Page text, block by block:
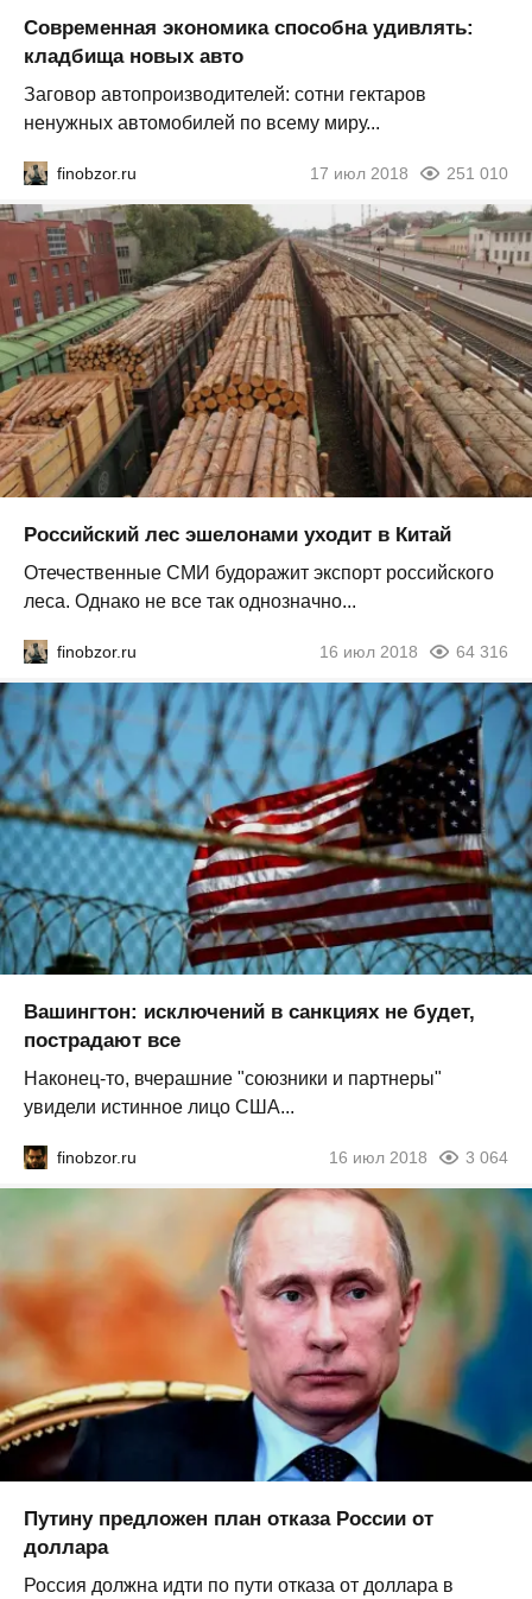
Современная экономика способна удивлять:
кладбища новых авто
Заговор автопроизводителей: сотни гектаров
ненужных автомобилей по всему миру...
finobzor.ru 17 июл 2018 251 010
Российский лес эшелонами уходит в Китай
Отечественные СМИ будоражит экспорт российского
леса. Однако не все так однозначно...
finobzor.ru 16 июл 2018 64 316
Вашингтон: исключений в санкциях не будет,
пострадают все
Наконец-то, вчерашние "союзники и партнеры"
увидели истинное лицо США...
finobzor.ru 16 июл 2018 3 064
Путину предложен план отказа России от
доллара
Россия должна идти по пути отказа от доллара в